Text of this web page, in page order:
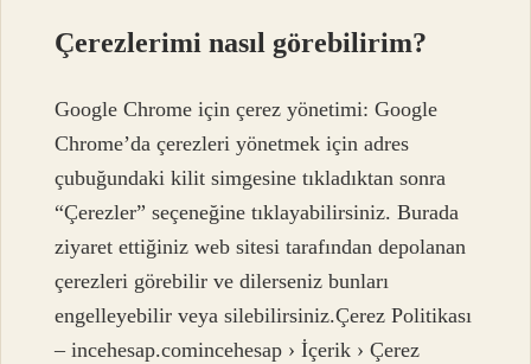
Çerezlerimi nasıl görebilirim?
Google Chrome için çerez yönetimi: Google
Chrome’da çerezleri yönetmek için adres
çubuğundaki kilit simgesine tıkladıktan sonra
“Çerezler” seçeneğine tıklayabilirsiniz. Burada
ziyaret ettiğiniz web sitesi tarafından depolanan
çerezleri görebilir ve dilerseniz bunları
engelleyebilir veya silebilirsiniz.Çerez Politikası
– incehesap.comincehesap › İçerik › Çerez